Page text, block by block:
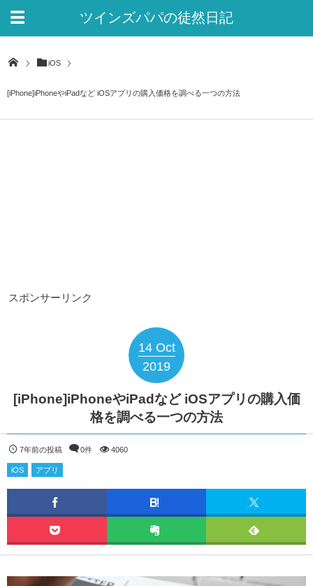
ツインズパパの徒然日記
iOS
[iPhone]iPhoneやiPadなど iOSアプリの購入価格を調べる一つの方法
スポンサーリンク
14 Oct
2019
[iPhone]iPhoneやiPadなど iOSアプリの購入価
格を調べる一つの方法
7年前の投稿 0件 4060
iOS アプリ